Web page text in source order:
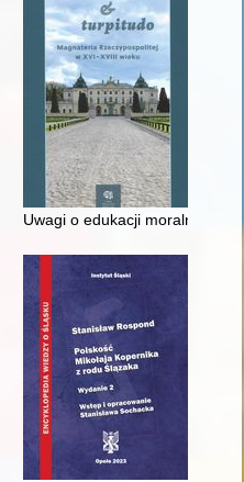
drawskiego od
Uwagi o edukacji moralnej